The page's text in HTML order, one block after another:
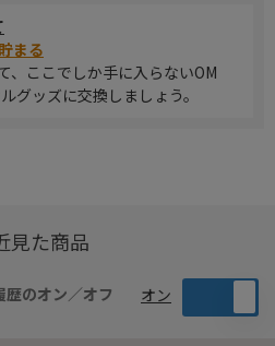
まる
、ここでしか手に入らないOM
グッズに交換しましょう。
見た商品
歴のオン／オフ オン